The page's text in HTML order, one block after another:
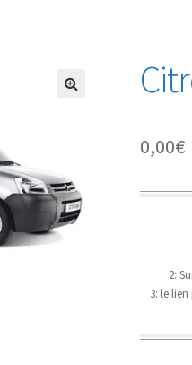
0,00€
2:
3: le